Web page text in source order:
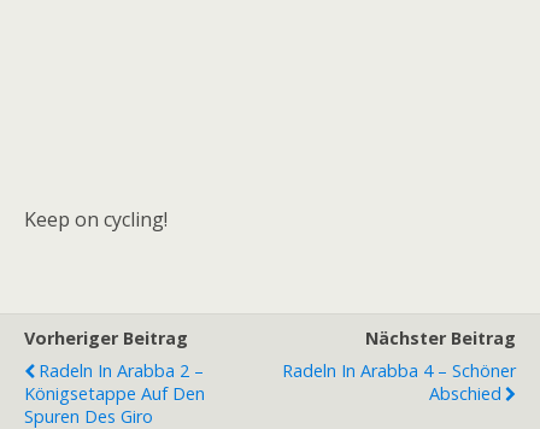
Keep on cycling!
Vorheriger Beitrag
Radeln In Arabba 2 –
Königsetappe Auf Den
Spuren Des Giro
Nächster Beitrag
Radeln In Arabba 4 – Schöner
Abschied